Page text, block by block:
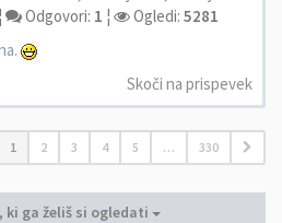
¦ Odgovori: 1 ¦ Ogledi: 5281
Skoči na prispevek
1 2 3 4 5 … 330
ki ga želiš si ogledati